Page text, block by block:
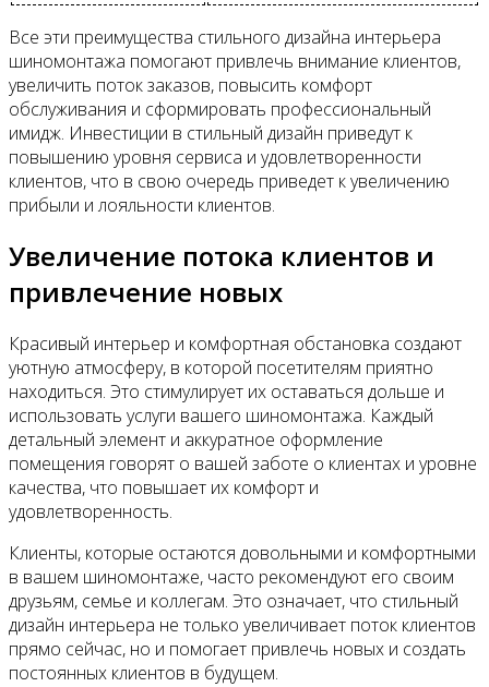
Все эти преимущества стильного дизайна интерьера
шиномонтажа помогают привлечь внимание клиентов,
увеличить поток заказов, повысить комфорт
обслуживания и сформировать профессиональный
имидж. Инвестиции в стильный дизайн приведут к
повышению уровня сервиса и удовлетворенности
клиентов, что в свою очередь приведет к увеличению
прибыли и лояльности клиентов.
Увеличение потока клиентов и
привлечение новых
Красивый интерьер и комфортная обстановка создают
уютную атмосферу, в которой посетителям приятно
находиться. Это стимулирует их оставаться дольше и
использовать услуги вашего шиномонтажа. Каждый
детальный элемент и аккуратное оформление
помещения говорят о вашей заботе о клиентах и уровне
качества, что повышает их комфорт и
удовлетворенность.
Клиенты, которые остаются довольными и комфортными
в вашем шиномонтаже, часто рекомендуют его своим
друзьям, семье и коллегам. Это означает, что стильный
дизайн интерьера не только увеличивает поток клиентов
прямо сейчас, но и помогает привлечь новых и создать
постоянных клиентов в будущем.